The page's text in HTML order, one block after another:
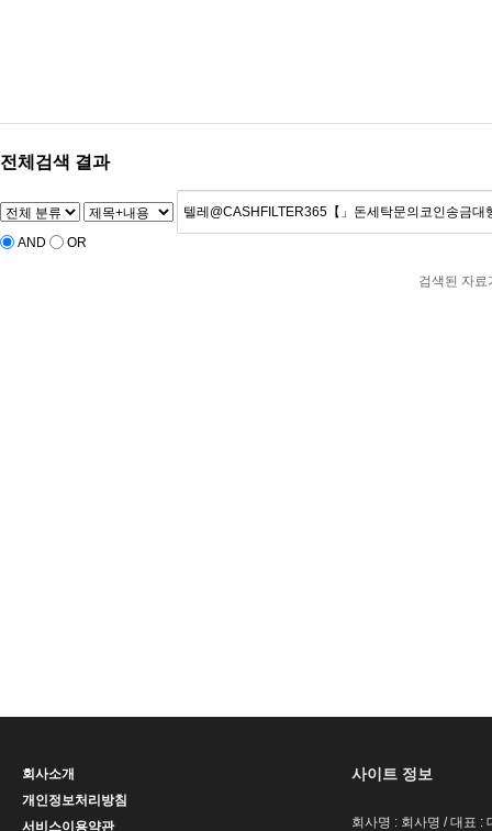
전체검색 결과
AND OR
검색된 자료
회사소개
개인정보처리방침
서비스이용약관
사이트 정보
회사명 : 회사명 / 대표 :